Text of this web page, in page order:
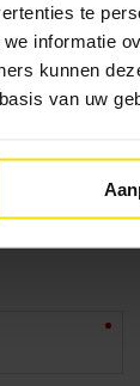
te
informatie
kunnen
van uw